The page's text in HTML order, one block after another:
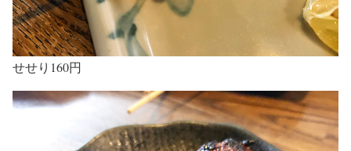
せせり160円